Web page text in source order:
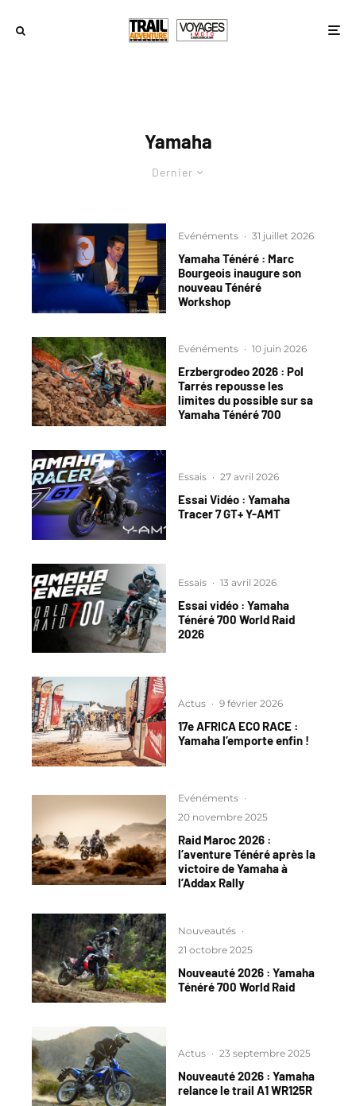
Yamaha
Dernier
Evénéments · 31 juillet 2026
Yamaha Ténéré : Marc
Bourgeois inaugure son
nouveau Ténéré
Workshop
Evénéments · 10 juin 2026
Erzbergrodeo 2026 : Pol
Tarrés repousse les
limites du possible sur sa
Yamaha Ténéré 700
Essais · 27 avril 2026
Essai Vidéo : Yamaha
Tracer 7 GT+ Y-AMT
Essais · 13 avril 2026
Essai vidéo : Yamaha
Ténéré 700 World Raid
2026
Actus · 9 février 2026
17e AFRICA ECO RACE :
Yamaha l’emporte enfin !
Evénéments ·
20 novembre 2025
Raid Maroc 2026 :
l’aventure Ténéré après la
victoire de Yamaha à
l’Addax Rally
Nouveautés ·
21 octobre 2025
Nouveauté 2026 : Yamaha
Ténéré 700 World Raid
Actus · 23 septembre 2025
Nouveauté 2026 : Yamaha
relance le trail A1 WR125R